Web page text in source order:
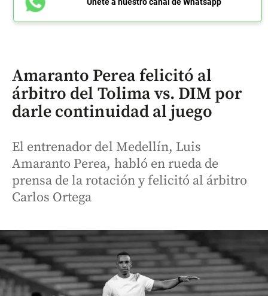
Amaranto Perea felicitó al
árbitro del Tolima vs. DIM por
darle continuidad al juego
El entrenador del Medellín, Luis
Amaranto Perea, habló en rueda de
prensa de la rotación y felicitó al árbitro
Carlos Ortega